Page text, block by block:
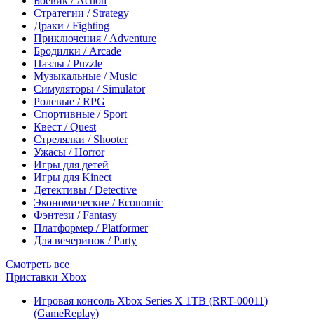
Стратегии / Strategy
Драки / Fighting
Приключения / Adventure
Бродилки / Arcade
Пазлы / Puzzle
Музыкальные / Music
Симуляторы / Simulator
Ролевые / RPG
Спортивные / Sport
Квест / Quest
Стрелялки / Shooter
Ужасы / Horror
Игры для детей
Игры для Kinect
Детективы / Detective
Экономические / Economic
Фэнтези / Fantasy
Платформер / Platformer
Для вечеринок / Party
Смотреть все
Приставки Xbox
Игровая консоль Xbox Series X 1TB (RRT-00011)
(GameReplay)